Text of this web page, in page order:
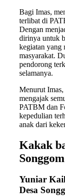
Bagi Imas,
terlibat di
Dengan
dirinya untuk
kegiatan yang
masyarakat.
pendorong
selamanya.
Menurut
mengajak
PATBM dan
kepedulian
anak dari
Kakak
Songgom
Yuniar
Desa